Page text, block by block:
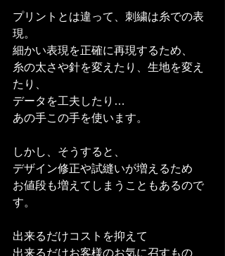
プリントとは違って、刺繍は糸での表
現。
細かい表現を正確に再現するため、
糸の太さや針を変えたり、生地を変え
たり、
データを工夫したり…
あの手この手を使います。
しかし、そうすると、
デザイン修正や試縫いが増えるため
お値段も増えてしまうこともあるので
す。
出来るだけコストを抑えて
出来るだけお客様のお気に召すもの